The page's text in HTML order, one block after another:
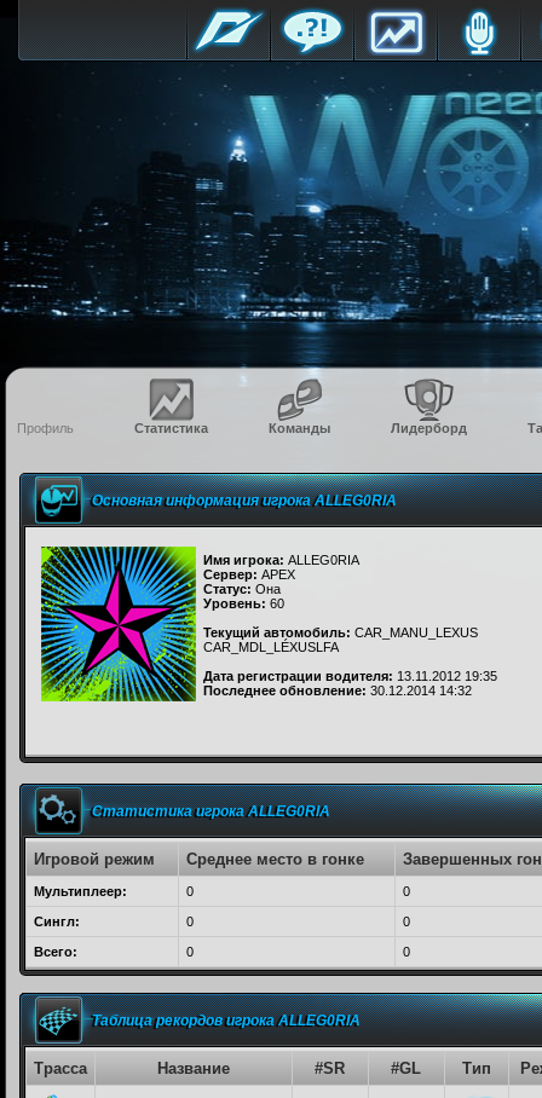
Профиль Статистика Команды Лидерборд
Основная информация игрока ALLEG0RIA
Имя игрока: ALLEG0RIA
Сервер: APEX
Статус: Она
Уровень: 60
Текущий автомобиль: CAR_MANU_LEXUS
CAR_MDL_LÉXUSLFA
Дата регистрации водителя: 13.11.2012 19:35
Последнее обновление: 30.12.2014 14:32
Статистика игрока ALLEG0RIA
Игровой режим Среднее место в гонке Завершенных
Мультиплеер: 0 0
Сингл: 0 0
Всего: 0 0
Таблица рекордов игрока ALLEG0RIA
Трасса Название #SR #GL Тип